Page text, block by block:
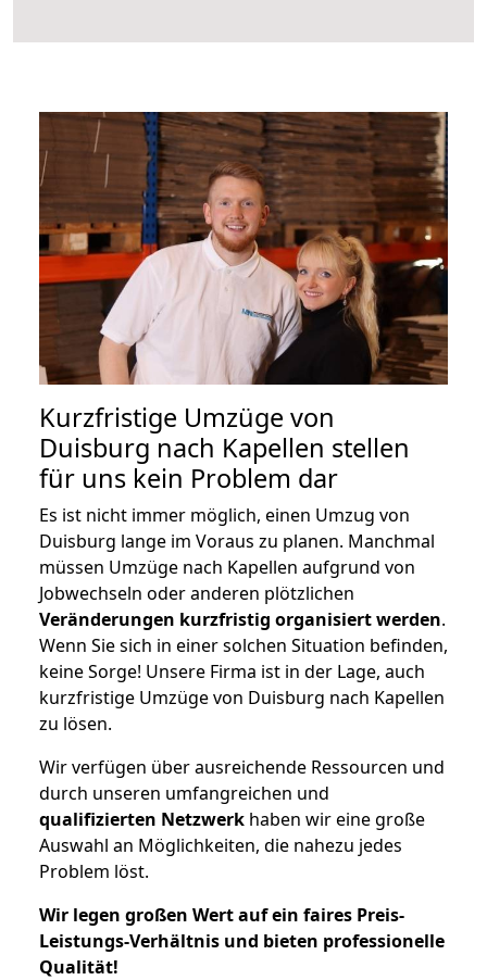
Kurzfristige Umzüge von
Duisburg nach Kapellen stellen
für uns kein Problem dar
Es ist nicht immer möglich, einen Umzug von
Duisburg lange im Voraus zu planen. Manchmal
müssen Umzüge nach Kapellen aufgrund von
Jobwechseln oder anderen plötzlichen
Veränderungen kurzfristig organisiert werden.
Wenn Sie sich in einer solchen Situation befinden,
keine Sorge! Unsere Firma ist in der Lage, auch
kurzfristige Umzüge von Duisburg nach Kapellen
zu lösen.
Wir verfügen über ausreichende Ressourcen und
durch unseren umfangreichen und
qualifizierten Netzwerk haben wir eine große
Auswahl an Möglichkeiten, die nahezu jedes
Problem löst.
Wir legen großen Wert auf ein faires Preis-
Leistungs-Verhältnis und bieten professionelle
Qualität!